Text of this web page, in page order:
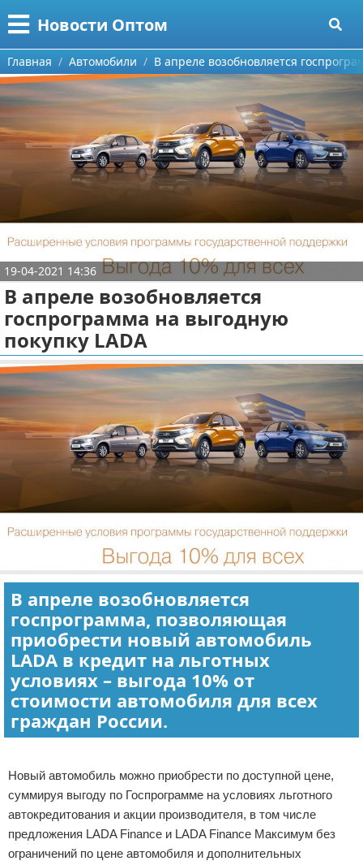
Новости Оптом
Меню
Главная
Категории
Информационные технологии
Автомобили
Знаменитости
Политика
Природа
Философия
Культура
Экономика
Разное
Поиск
О проекте
Сотрудничество
Размещение рекламы
Для правообладателей
Условия предоставления информации
Отказ от ответственности
Главная Автомобили В апреле возобновляется
19-04-2021 14:36
В апреле возобновляется
госпрограмма на выгодную
покупку LADA
В апреле возобновляется
госпрограмма, позволяющая
приобрести новый автомобиль
LADA в кредит на льготных
условиях – выгода 10% от
стоимости автомобиля для всех
граждан России.
Новый автомобиль можно приобрести по доступной цене,
суммируя выгоду по Госпрограмме на условиях льготного
автокредитования и акции производителя, в том числе
предложения LADA Finance и LADA Finance Максимум без
ограничений по цене автомобиля и дополнительных